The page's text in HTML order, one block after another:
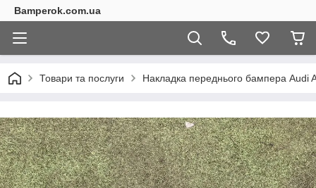
Bamperok.com.ua
Товари та послуги Накладка переднього бампера Audi